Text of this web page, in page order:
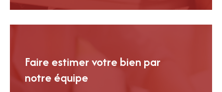
Faire estimer votre bien par
notre équipe